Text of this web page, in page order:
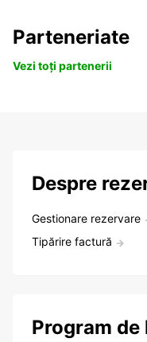
Parteneriate
Vezi toți partenerii
Despre
Gestionare rezervare
Tipărire factură
Program